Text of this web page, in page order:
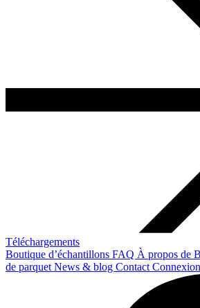
Téléchargements
Boutique d’échantillons FAQ À propos de
de parquet News & blog Contact Connexion